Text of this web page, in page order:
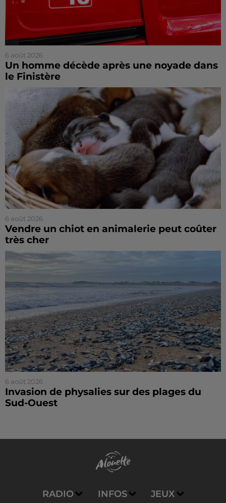
6 août 2026
Un homme décède après une noyade dans
le Finistère
6 août 2026
Vendre un chiot en animalerie peut coûter
très cher
6 août 2026
Invasion de physalies sur des plages du
Sud-Ouest
RADIO INFOS JEUX